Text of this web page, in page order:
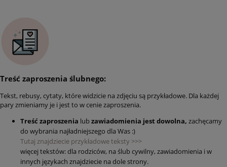
Treść zaproszenia ślubnego:
Tekst, rebusy, cytaty, które widzicie na zdjęciu są przykładowe. Dla każdej
pary zmieniamy je i jest to w cenie zaproszenia.
Treść zaproszenia lubzawiadomienia jest dowolna, zachęcamy
do wybrania najładniejszego dla Was :)
Tutaj znajdziecie przykładowe teksty >>>
więcej tekstów: dla rodziców, na ślub cywilny, zawiadomienia i w
innych językach znajdziecie na dole strony.